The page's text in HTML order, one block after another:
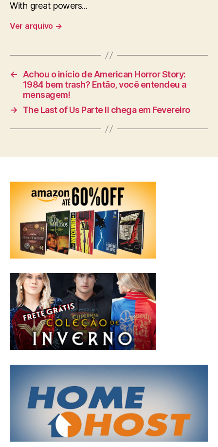
With great powers...
Ver arquivo →
← Achou o início de American Horror Story:
1984 bem trash? Então, você entendeu a
mensagem!
→
The Last of Us Parte II chega em Fevereiro